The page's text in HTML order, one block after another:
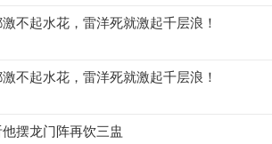
不起水花，雷洋死就激起千层浪！
不起水花，雷洋死就激起千层浪！
摆龙门阵再饮三盅